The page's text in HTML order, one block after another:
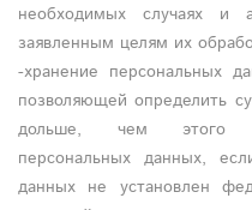
необходимых случаях и
заявленным целям их
-хранение персональных
позволяющей определить
дольше, чем этого
персональных данных,
данных не установлен